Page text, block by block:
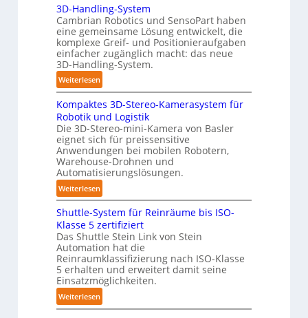
b
o
t
d
i
g
e
P
o
l
y
m
e
r
l
a
g
e
ü
r
T
a
u
c
h
u
t
o
m
a
t
i
s
i
e
r
u
n
g
s
r
e
f
f
2
0
2
6
3D-Handling-System
Cambrian Robotics und SensoPart haben
eine gemeinsame Lösung entwickelt, die
komplexe Greif- und Positionieraufgaben
einfacher zugänglich macht: das neue
3D-Handling-System.
Weiterlesen:
3
D
-
H
a
n
d
l
i
n
g
-
S
y
s
t
e
Kompaktes 3D-Stereo-Kamerasystem für
Robotik und Logistik
Die 3D-Stereo-mini-Kamera von Basler
eignet sich für preissensitive
Anwendungen bei mobilen Robotern,
Warehouse-Drohnen und
Automatisierungslösungen.
Weiterlesen:
K
o
m
p
a
k
t
e
s
Shuttle-System für Reinräume bis ISO-
Klasse 5 zertifiziert
Das Shuttle Stein Link von Stein
Automation hat die
Reinraumklassifizierung nach ISO-Klasse
5 erhalten und erweitert damit seine
Einsatzmöglichkeiten.
Weiterlesen:
S